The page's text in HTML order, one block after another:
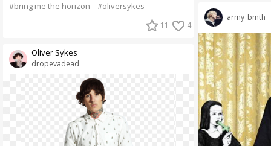
#bring me the horizon #oliversykes
11 4
dropevadead
Oliver Sykes
army_bmth